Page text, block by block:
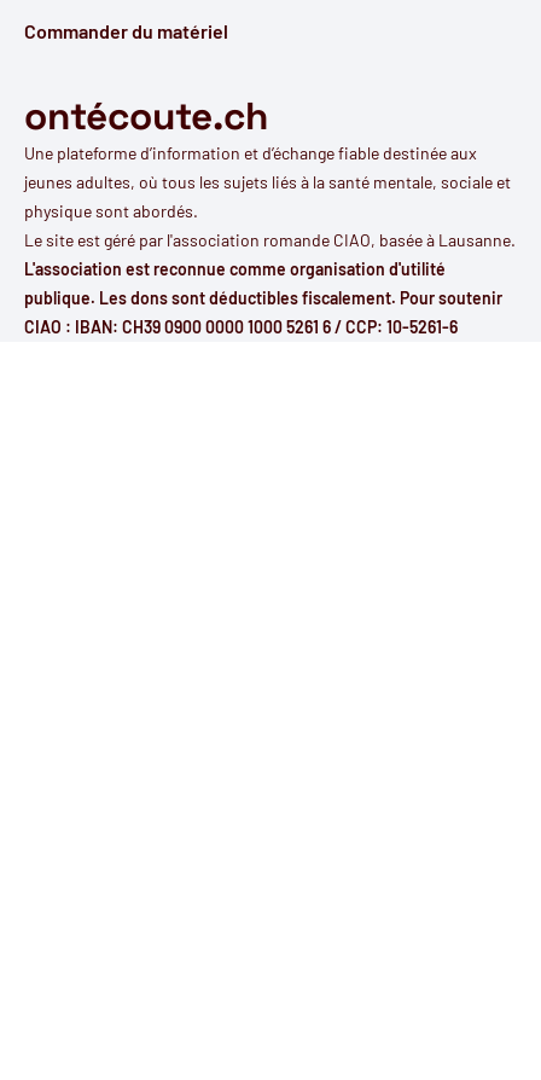
Commander du matériel
ontécoute.ch
Une plateforme d’information et d’échange fiable destinée aux
jeunes adultes, où tous les sujets liés à la santé mentale, sociale et
physique sont abordés.
Le site est géré par l'association romande CIAO, basée à Lausanne.
L'association est reconnue comme organisation d'utilité
publique. Les dons sont déductibles fiscalement. Pour soutenir
CIAO : IBAN: CH39 0900 0000 1000 5261 6 / CCP: 10-5261-6